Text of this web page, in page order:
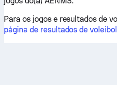
Para os jogos e resultados de
página de resultados de